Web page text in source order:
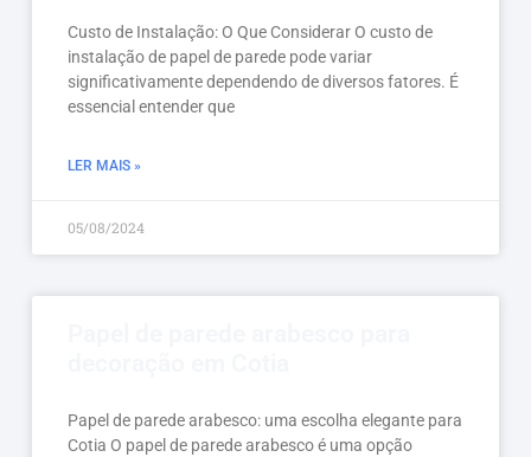
Custo de Instalação: O Que Considerar O custo de
instalação de papel de parede pode variar
significativamente dependendo de diversos fatores. É
essencial entender que
LER MAIS »
05/08/2024
Papel de parede arabesco: uma escolha elegante para
Cotia O papel de parede arabesco é uma opção